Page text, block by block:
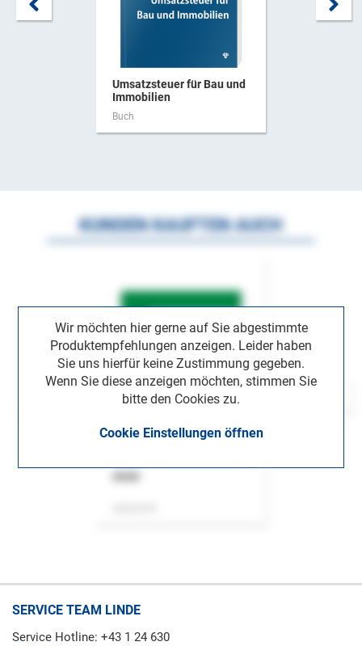
Umsatzsteuer für Bau und
Immobilien
Buch
Wir möchten hier gerne auf Sie abgestimmte
Produktempfehlungen anzeigen. Leider haben
Sie uns hierfür keine Zustimmung gegeben.
Wenn Sie diese anzeigen möchten, stimmen Sie
bitte den Cookies zu.
Cookie Einstellungen öffnen
KUNDEN KAUFTEN AUCH
SERVICE TEAM LINDE
Service Hotline: +43 1 24 630